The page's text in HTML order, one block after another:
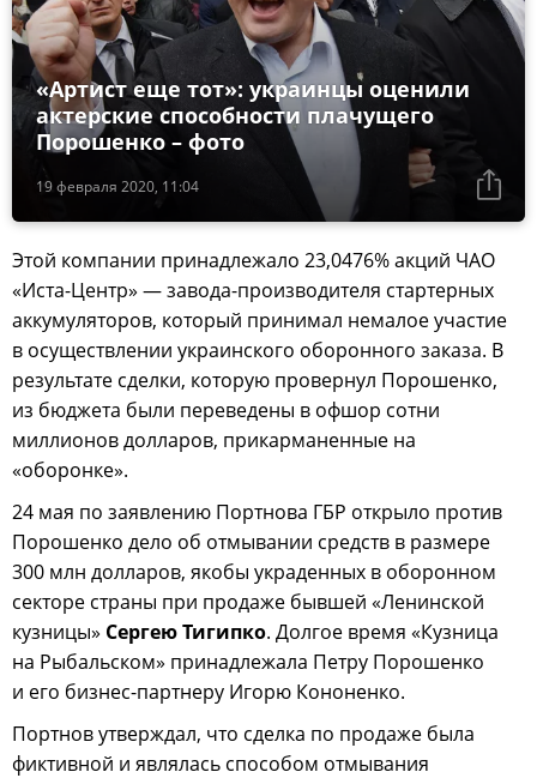
19 февраля 2020, 11:04
«Артист еще тот»: украинцы оценили
актерские способности плачущего
Порошенко – фото
Этой компании принадлежало 23,0476% акций ЧАО
«Иста-Центр» — завода-производителя стартерных
аккумуляторов, который принимал немалое участие
в осуществлении украинского оборонного заказа. В
результате сделки, которую провернул Порошенко,
из бюджета были переведены в офшор сотни
миллионов долларов, прикарманенные на
«оборонке».
24 мая по заявлению Портнова ГБР открыло против
Порошенко дело об отмывании средств в размере
300 млн долларов, якобы украденных в оборонном
секторе страны при продаже бывшей «Ленинской
кузницы» Сергею Тигипко. Долгое время «Кузница
на Рыбальском» принадлежала Петру Порошенко
и его бизнес-партнеру Игорю Кононенко.
Портнов утверждал, что сделка по продаже была
фиктивной и являлась способом отмывания